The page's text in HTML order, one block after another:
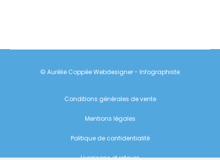
© Aurélie Coppée Webdesigner - Infographiste
Conditions générales de vente
Mentions légales
Politique de confidentialité
Livraisons et retours